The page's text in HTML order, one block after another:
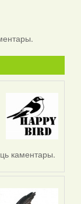
каментары.